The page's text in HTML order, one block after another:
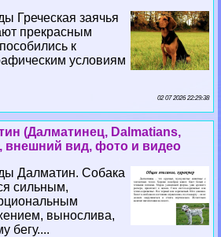
Греческая заячья
прекрасным
к
условиям
02 07 2026 22:29:38
(Далматинец, Dalmatians,
внешний вид, фото и видео
Далматин. Собака
сильным,
вынослива,
бегу....